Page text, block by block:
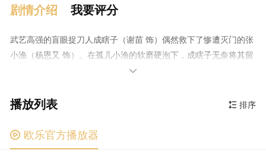
剧情介绍 我要评分
武艺高强的盲眼捉刀人成瞎子（谢苗 饰）偶然救下了惨遭灭门的张
小渔（杨恩又 饰）。在孤儿小渔的软磨硬泡下，成瞎子无奈将其留
在身边并教其本领，小渔也等待着时机准备复仇……

 排序
播放列表
 欧乐官方播放器